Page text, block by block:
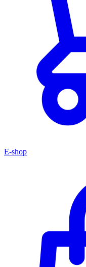
E-shop